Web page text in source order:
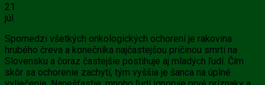
21
júl
Spomedzi všetkých onkologických ochorení je rakovina
hrubého čreva a konečníka najčastejšou príčinou smrti na
Slovensku a čoraz častejšie postihuje aj mladých ľudí. Čím
skôr sa ochorenie zachytí, tým vyššia je šanca na úplné